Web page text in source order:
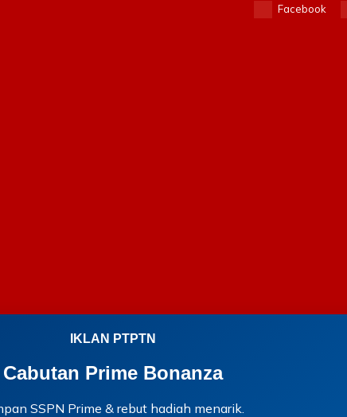
Facebook
IKLAN PTPTN
Cabutan Prime Bonanza
SSPN Prime & rebut hadiah menarik.